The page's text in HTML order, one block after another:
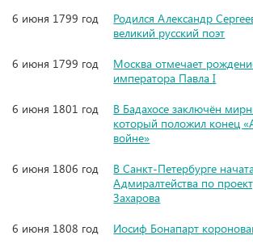
6 июня 1799 год
Родился Александр
великий русский поэт
6 июня 1799 год
Москва отмечает
императора Павла I
6 июня 1801 год
В Бадахосе заключён
который положил конец
войне»
6 июня 1806 год
В Санкт-Петербурге
Адмиралтейства по
Захарова
6 июня 1808 год
Иосиф Бонапарт